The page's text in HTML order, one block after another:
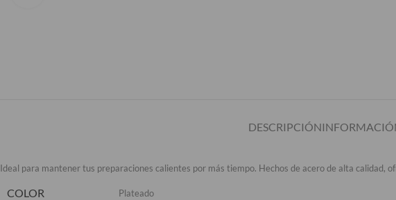
DESCRIPCIÓN
Ideal para mantener tus preparaciones calientes por más tiempo. Hechos de acero de alta calidad,
COLOR Plateado